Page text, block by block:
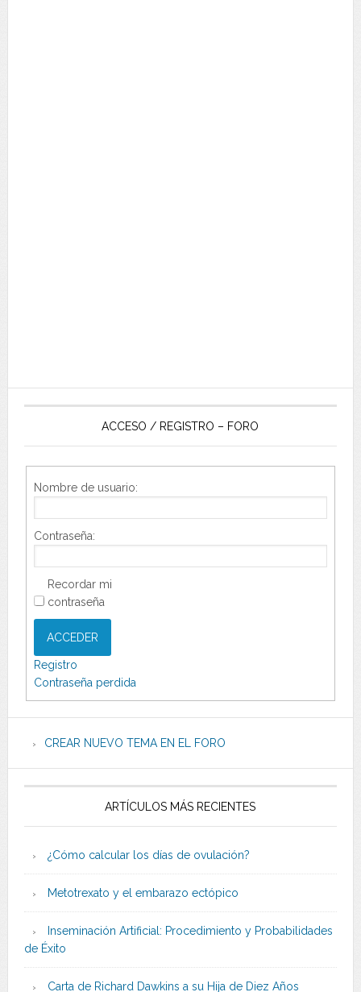
ACCESO / REGISTRO – FORO
Nombre de usuario:
Contraseña:
Recordar mi
contraseña
ACCEDER
Registro
Contraseña perdida
CREAR NUEVO TEMA EN EL FORO
ARTÍCULOS MÁS RECIENTES
¿Cómo calcular los días de ovulación?
Metotrexato y el embarazo ectópico
Inseminación Artificial: Procedimiento y Probabilidades
de Éxito
Carta de Richard Dawkins a su Hija de Diez Años